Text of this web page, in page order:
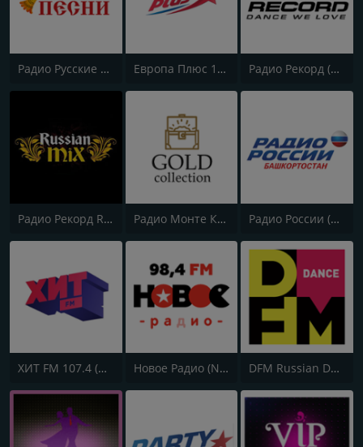
Радио Русские Песни | Russian Songs Radio | RuSongs Европа Плюс 106.2 FM (Europa Plus) Радио Рекорд (Radio Record)
Радио Рекорд Russian Mix (Radio Record Russian Mix) Радио Монте Карло (Radio Monte Carlo) Радио России (Radio Rossii) Вести Vesti
ХИТ FM 107.4 (Hit FM) Новое Радио (New Radio, Novoe Radio) DFM Russian Dance